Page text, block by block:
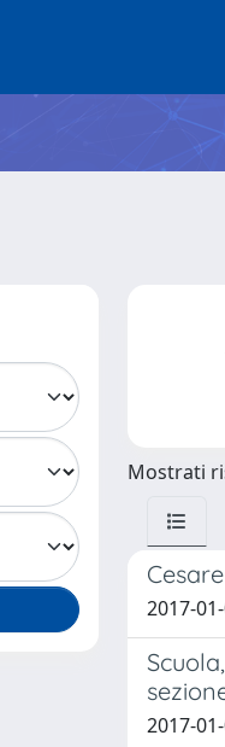
Mostrati
2017-
2017-